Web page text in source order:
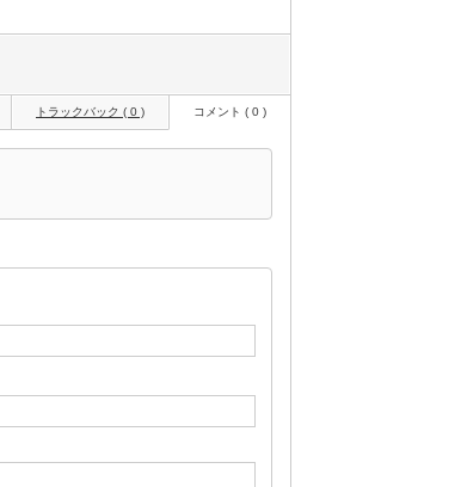
トラックバック ( 0 ) コメント ( 0 )